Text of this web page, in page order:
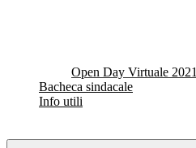
Open Day Virtuale 2021
Bacheca sindacale
Info utili